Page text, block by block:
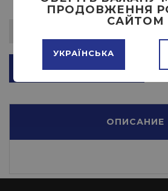
ДОБАВИТЬ В КОРЗИНУ
ОПИСАНИЕ
ПРОДОВЖЕННЯ
САЙТОМ
УКРАЇНСЬКА